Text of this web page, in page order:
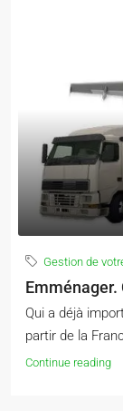
Gestion de
Qui a déjà
partir de la
Continue reading